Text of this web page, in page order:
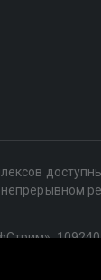
непрерывном